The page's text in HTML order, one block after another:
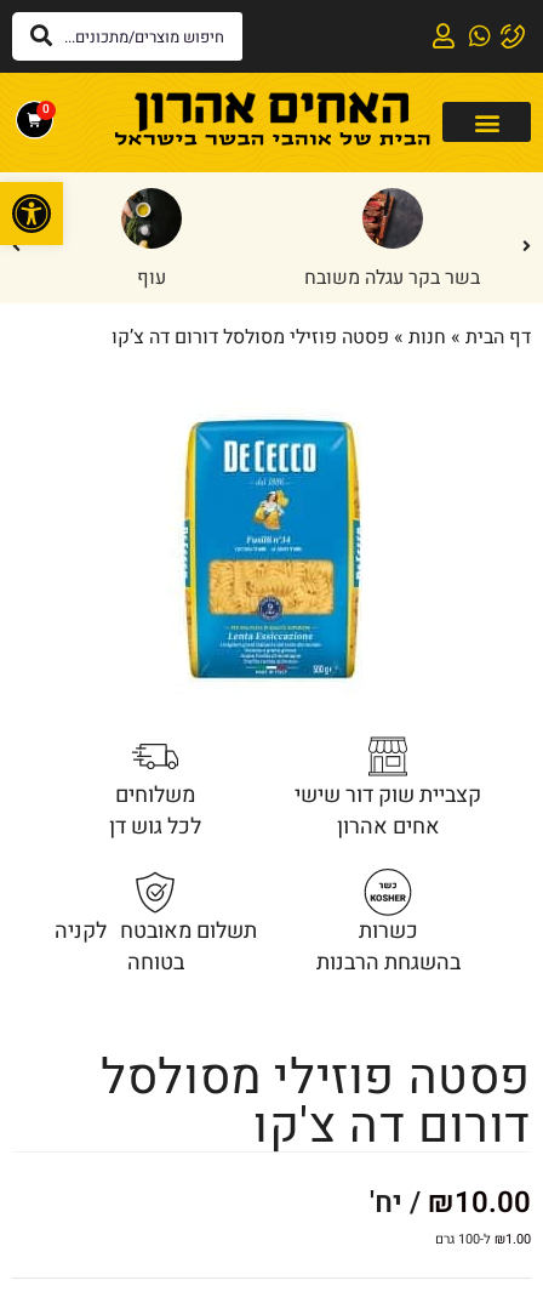
0
בשר בקר עגלה משובח עוף
דף הבית » חנות » פסטה פוזילי מסולסל דורום דה צ’קו
פסטה פוזילי מסולסל
דורום דה צ'קו
₪10.00 / יח'
₪1.00 ל-100 גרם
קצביית שוק דור שישי
אחים אהרון
משלוחים
לכל גוש דן
כשרות
בהשגחת הרבנות
תשלום מאובטח לקניה
בטוחה